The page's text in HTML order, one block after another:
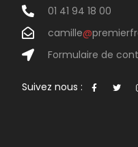
01 41 94 18 00
camille@
Formulaire de
Suivez nous :